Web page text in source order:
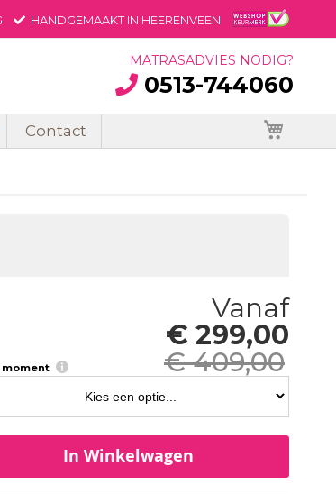
HANDGEMAAKT IN HEERENVEEN
MATRASADVIES NODIG?
0513-744060
Contact
moment
Vanaf
€ 299,00
€ 409,00
In Winkelwagen